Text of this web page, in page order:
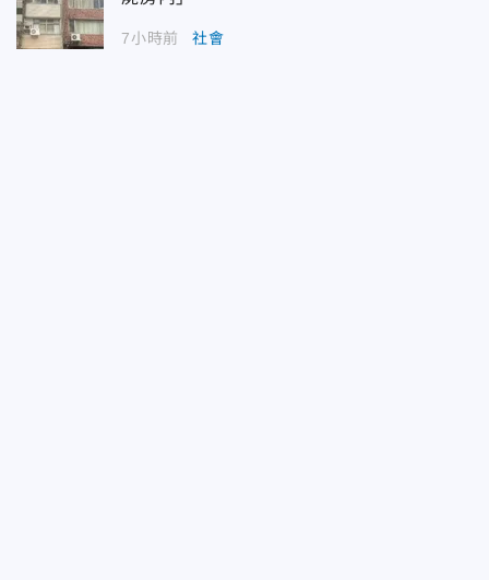
7小時前 社會